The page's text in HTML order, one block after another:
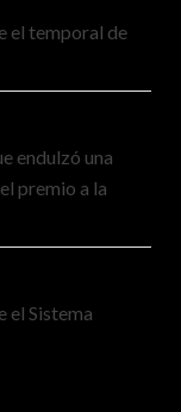
el temporal de
endulzó una
premio a la
el Sistema